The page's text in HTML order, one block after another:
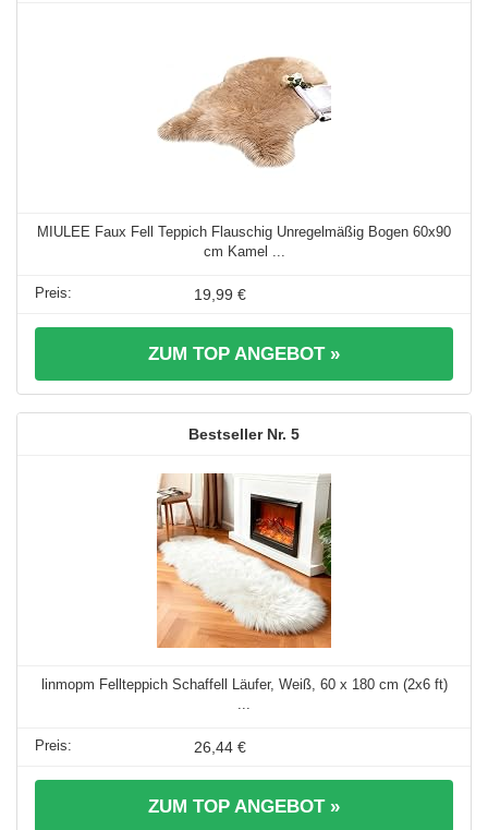
MIULEE Faux Fell Teppich Flauschig Unregelmäßig Bogen 60x90
cm Kamel ...
19,99 €
ZUM TOP ANGEBOT »
5
linmopm Fellteppich Schaffell Läufer, Weiß, 60 x 180 cm (2x6 ft)
26,44 €
ZUM TOP ANGEBOT »